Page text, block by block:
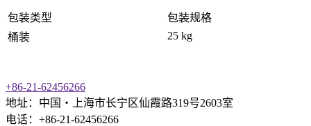
包装类型
包装规格
桶装
25 kg
+86-21-62456266
地址：中国‧上海市长宁区仙霞路319号2603室
电话：+86-21-62456266